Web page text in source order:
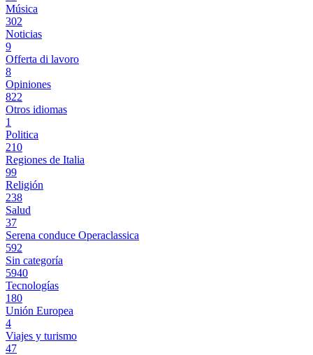
Música
302
Noticias
9
Offerta di lavoro
8
Opiniones
822
Otros idiomas
1
Politica
210
Regiones de Italia
99
Religión
238
Salud
37
Serena conduce Operaclassica
592
Sin categoría
5940
Tecnologías
180
Unión Europea
4
Viajes y turismo
47